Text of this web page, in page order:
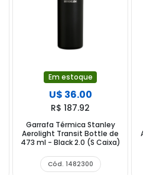
Em estoque
U$ 36.00
R$ 187.92
Garrafa Térmica Stanley
Aerolight Transit Bottle de
473 ml - Black 2.0 (S Caixa)
Cód. 1482300